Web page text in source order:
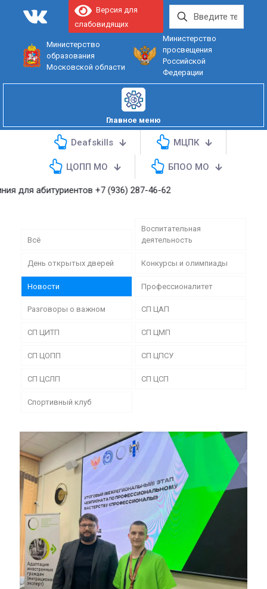
Министерство
образования
Московской области
Министерство
просвещения
Российской
Федерации
Версия для
слабовидящих
Главное меню
Deafskills МЦПК
ЦОПП МО БПОО МО
+7 (936) 287-46-62
Всё
Воспитательная
деятельность
День открытых дверей Конкурсы и олимпиады
Новости Профессионалитет
Разговоры о важном СП ЦАП
СП ЦИТП СП ЦМП
СП ЦОПП СП ЦПСУ
СП ЦСЛП СП ЦСП
Спортивный клуб